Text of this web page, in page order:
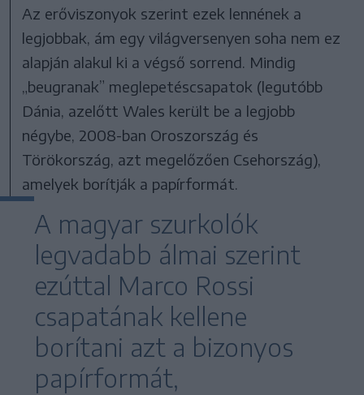
Az erőviszonyok szerint ezek lennének a
legjobbak, ám egy világversenyen soha nem ez
alapján alakul ki a végső sorrend. Mindig
„beugranak” meglepetéscsapatok (legutóbb
Dánia, azelőtt Wales került be a legjobb
négybe, 2008-ban Oroszország és
Törökország, azt megelőzően Csehország),
amelyek borítják a papírformát.
A magyar szurkolók
legvadabb álmai szerint
ezúttal Marco Rossi
csapatának kellene
borítani azt a bizonyos
papírformát,